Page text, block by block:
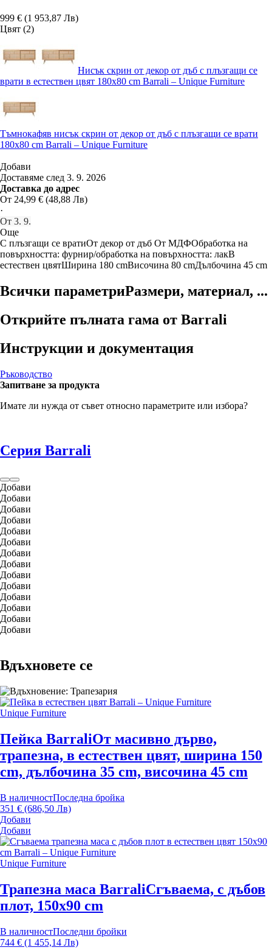
999 € (1 953,87 Лв)
Цвят (2)
Нисък скрин от декор от дъб с плъзгащи се
врати в естествен цвят 180x80 cm Barrali – Unique Furniture
Тъмнокафяв нисък скрин от декор от дъб с плъзгащи се врати
180x80 cm Barrali – Unique Furniture
Добави
Доставяме след 3. 9. 2026
Доставка до адрес
От 24,99 € (48,88 Лв)
·
От 3. 9.
Още
С плъзгащи се вратиОт декор от дъб От МДФOбработка на
повърхността: фурнир/oбработка на повърхността: лакВ
естествен цвятШирина 180 cmВисочина 80 cmДълбочина 45 cm
Всички параметриРазмери, материал, ...
Открийте пълната гама от Barrali
Инструкции и документация
Ръководство
Запитване за продукта
Имате ли нужда от съвет относно параметрите или избора?
Серия Barrali
Добави
Добави
Добави
Добави
Добави
Добави
Добави
Добави
Добави
Добави
Добави
Добави
Добави
Добави
Вдъхновете се
Unique Furniture
Пейка BarraliОт масивно дърво,
трапезна, в естествен цвят, ширина 150
cm, дълбочина 35 cm, височина 45 cm
В наличностПоследна бройка
351 € (686,50 Лв)
Добави
Добави
Unique Furniture
Трапезна маса BarraliСгъваема, с дъбов
плот, 150x90 cm
В наличностПоследни бройки
744 € (1 455,14 Лв)